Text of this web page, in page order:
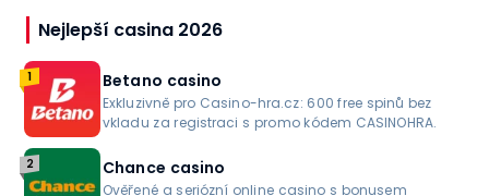
Nejlepší casina 2026
1 Betano casino
Exkluzivně pro Casino-hra.cz: 600 free spinů bez
vkladu za registraci s promo kódem CASINOHRA.
2 Chance casino
Ověřené a seriózní online casino s bonusem